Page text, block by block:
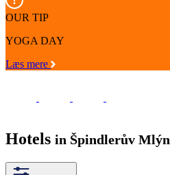
OUR TIP
YOGA DAY
Læs mere
Hotels in Špindlerův Mlýn